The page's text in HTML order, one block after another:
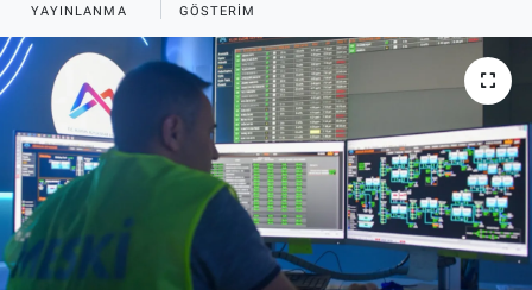
YAYINLANMA GÖSTERIM
Künye
Son Dakika Haberleri
Haber Arşivi